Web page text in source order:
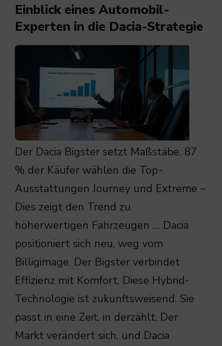
Einblick eines Automobil-
Experten in die Dacia-Strategie
Der Dacia Bigster setzt Maßstäbe. 87
% der Käufer wählen die Top-
Ausstattungen Journey und Extreme –
Dies zeigt den Trend zu
höherwertigen Fahrzeugen … Dacia
positioniert sich neu, weg vom
Billigimage. Der Bigster verbindet
Effizienz mit Komfort. Diese Hybrid-
Technologie ist zukunftsweisend. Sie
passt in eine Zeit, in derzählt. Der
Markt verändert sich, und Dacia